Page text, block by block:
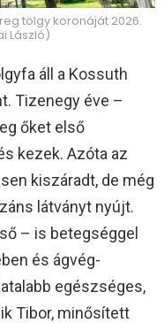
tölgy koronáját 2026.
László)
áll a Kossuth
Tizenegy éve –
őket első
kezek. Azóta az
kiszáradt, de még
látványt nyújt.
– is betegséggel
és ágvég-
egészséges,
Tibor, minősített